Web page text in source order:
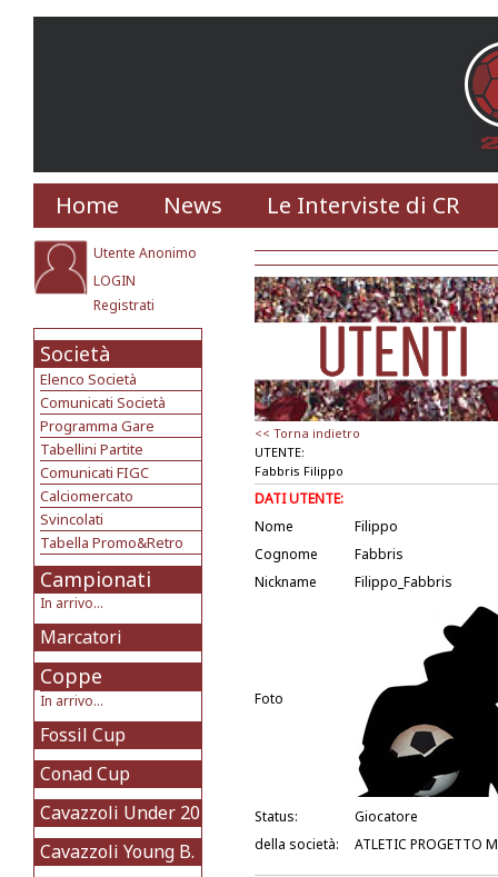
Home News Le Interviste di CR
Utente Anonimo
LOGIN
Registrati
Società
Elenco Società
Comunicati Società
Programma Gare
Tabellini Partite
Comunicati FIGC
Calciomercato
Svincolati
Tabella Promo&Retro
Campionati
In arrivo...
Marcatori
Coppe
In arrivo...
Fossil Cup
Conad Cup
Cavazzoli Under 20
Cavazzoli Young B.
<< Torna indietro
UTENTE:
Fabbris Filippo
DATI UTENTE:
Nome
Filippo
Cognome
Fabbris
Nickname
Filippo_Fabbris
Foto
Status:
Giocatore
della società:
ATLETIC PROGETTO